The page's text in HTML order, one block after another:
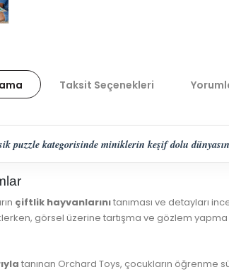
Taksit Seçenekleri
puzzle kategorisinde miniklerin keşif dolu
çiftlik hayvanlarınıtanıması ve detayları
görsel üzerine tartışma ve gözlem
tanınan Orchard Toys, çocukların öğrenme